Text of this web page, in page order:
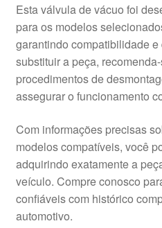
Esta válvula de vácuo foi
para os modelos
garantindo compatibilidade
substituir a peça,
procedimentos de
assegurar o funcionamento
Com informações precisas
modelos compatíveis, você
adquirindo exatamente a
veículo. Compre conosco
confiáveis com histórico
automotivo.